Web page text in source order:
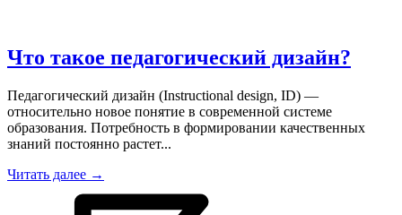
Что такое педагогический дизайн?
Педагогический дизайн (Instructional design, ID) —
относительно новое понятие в современной системе
образования. Потребность в формировании качественных
знаний постоянно растет...
Читать далее →